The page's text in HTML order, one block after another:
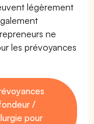
légèrement
ne
les prévoyances
/
pour